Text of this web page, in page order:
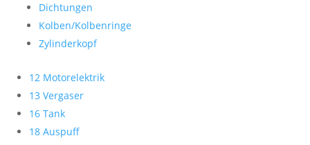
Dichtungen
Kolben/Kolbenringe
Zylinderkopf
12 Motorelektrik
13 Vergaser
16 Tank
18 Auspuff